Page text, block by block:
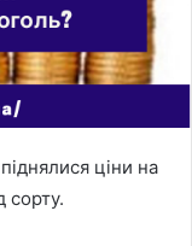
ціни на
сорту.